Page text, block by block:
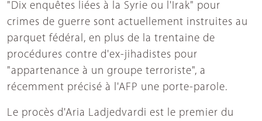
"Dix enquêtes liées à la Syrie ou l'Irak" pour
crimes de guerre sont actuellement instruites au
parquet fédéral, en plus de la trentaine de
procédures contre d'ex-jihadistes pour
"appartenance à un groupe terroriste", a
récemment précisé à l'AFP une porte-parole.
Le procès d'Aria Ladjedvardi est le premier du